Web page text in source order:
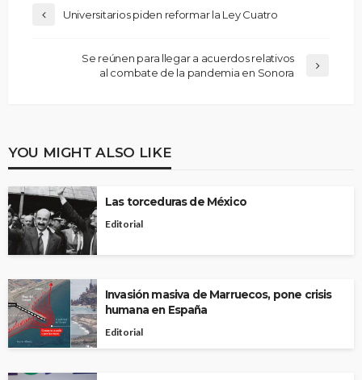
Universitarios piden reformar la Ley Cuatro
Se reúnen para llegar a acuerdos relativos
al combate de la pandemia en Sonora
YOU MIGHT ALSO LIKE
Las torceduras de México
Editorial
Invasión masiva de Marruecos, pone crisis
humana en España
Editorial